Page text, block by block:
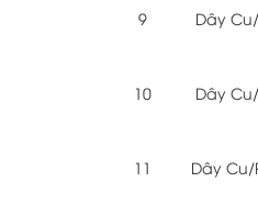
9 Dây
10 Dây
11 Dây Cu/